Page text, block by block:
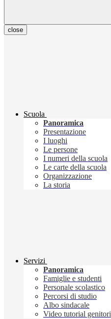
close
Scuola
Panoramica
Presentazione
I luoghi
Le persone
I numeri della scuola
Le carte della scuola
Organizzazione
La storia
Servizi
Panoramica
Famiglie e studenti
Personale scolastico
Percorsi di studio
Albo sindacale
Video tutorial genitori